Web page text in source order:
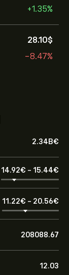
+1.35%
28.10‎$‎
-8.47%
2.34B‎€‎
14.92‎€‎ - 15.44‎€‎
11.22‎€‎ - 20.56‎€‎
208088.67
12.03